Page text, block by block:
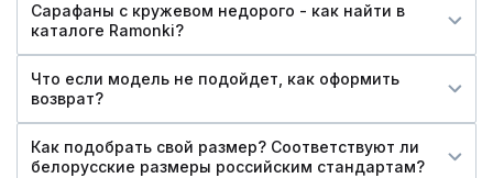
Сарафаны с кружевом недорого - как найти в
каталоге Ramonki?
Что если модель не подойдет, как оформить
возврат?
Как подобрать свой размер? Соответствуют ли
белорусские размеры российским стандартам?